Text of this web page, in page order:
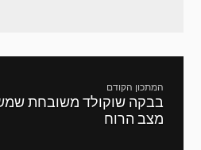
המתכון הקודם
מתכון
קודם:
בבקה שוקולד משובחת
מצב הרוח